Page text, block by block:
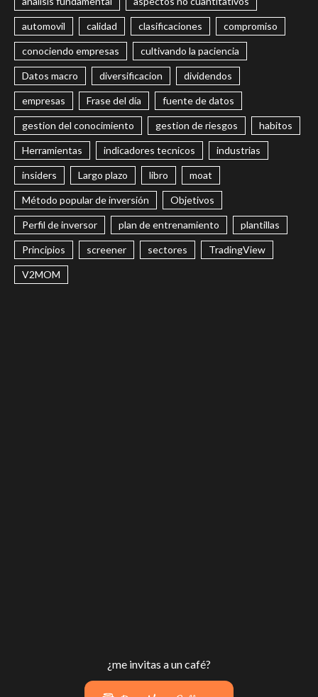
automovil calidad clasificaciones compromiso
conociendo empresas cultivando la paciencia
Datos macro diversificacion dividendos
empresas Frase del día fuente de datos
gestion del conocimiento gestion de riesgos habitos
Herramientas indicadores tecnicos industrias
insiders Largo plazo libro moat
Método popular de inversión Objetivos
Perfil de inversor plan de entrenamiento plantillas
Principios screener sectores TradingView
V2MOM
¿me invitas a un café?